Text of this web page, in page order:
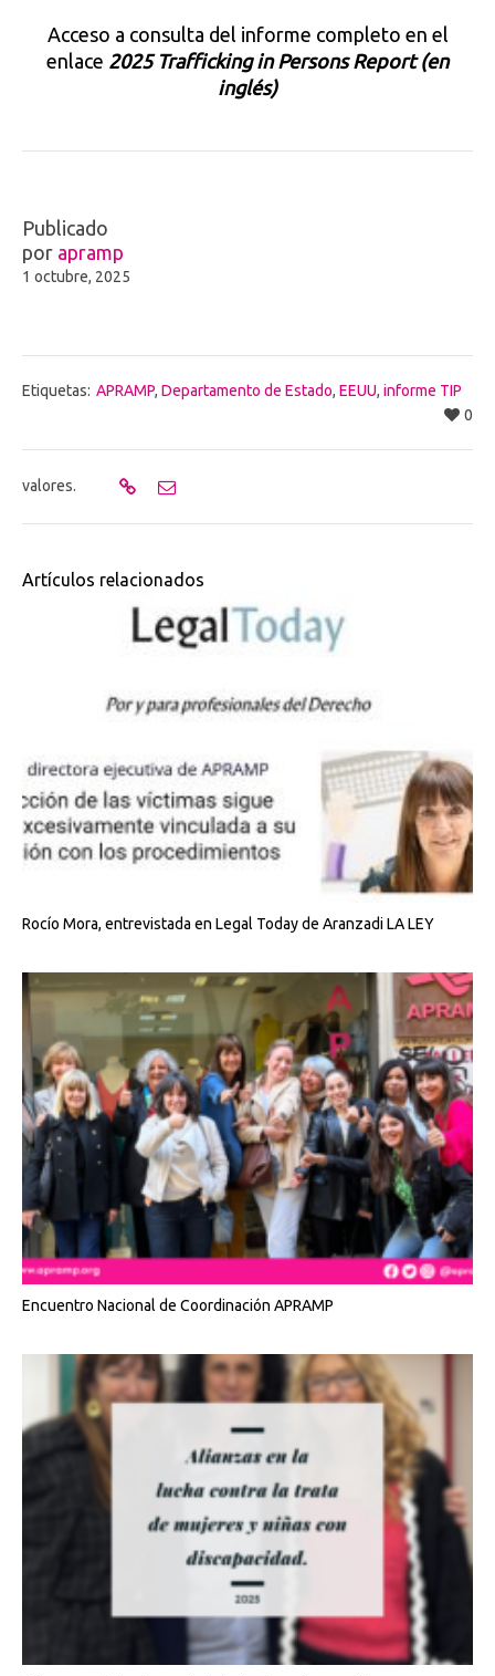
Acceso a consulta del informe completo en el
enlace 2025 Trafficking in Persons Report (en
inglés)
Publicado
por apramp
1 octubre, 2025
Etiquetas: APRAMP, Departamento de Estado, EEUU, informe TIP
0
valores.
Artículos relacionados
Rocío Mora, entrevistada en Legal Today de Aranzadi LA LEY
Encuentro Nacional de Coordinación APRAMP